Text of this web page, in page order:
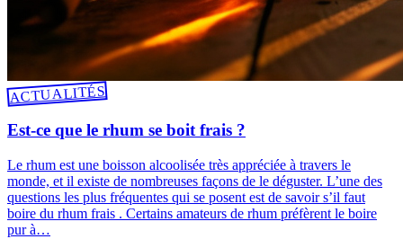
ACTUALITÉS
Est-ce que le rhum se boit frais ?
Le rhum est une boisson alcoolisée très appréciée à travers le
monde, et il existe de nombreuses façons de le déguster. L’une des
questions les plus fréquentes qui se posent est de savoir s’il faut
boire du rhum frais . Certains amateurs de rhum préfèrent le boire
pur à…